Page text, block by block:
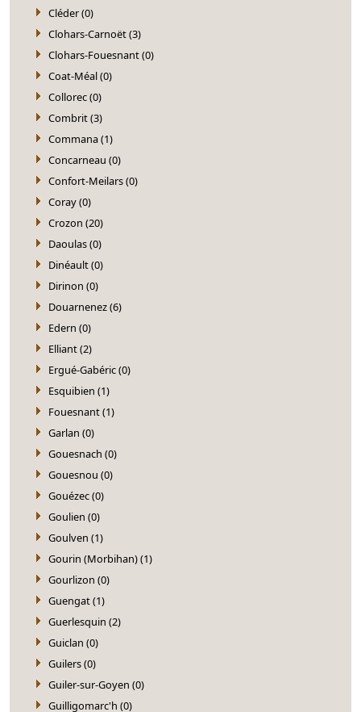
Cléder (0)
Clohars-Carnoët (3)
Clohars-Fouesnant (0)
Coat-Méal (0)
Collorec (0)
Combrit (3)
Commana (1)
Concarneau (0)
Confort-Meilars (0)
Coray (0)
Crozon (20)
Daoulas (0)
Dinéault (0)
Dirinon (0)
Douarnenez (6)
Edern (0)
Elliant (2)
Ergué-Gabéric (0)
Esquibien (1)
Fouesnant (1)
Garlan (0)
Gouesnach (0)
Gouesnou (0)
Gouézec (0)
Goulien (0)
Goulven (1)
Gourin (Morbihan) (1)
Gourlizon (0)
Guengat (1)
Guerlesquin (2)
Guiclan (0)
Guilers (0)
Guiler-sur-Goyen (0)
Guilligomarc'h (0)